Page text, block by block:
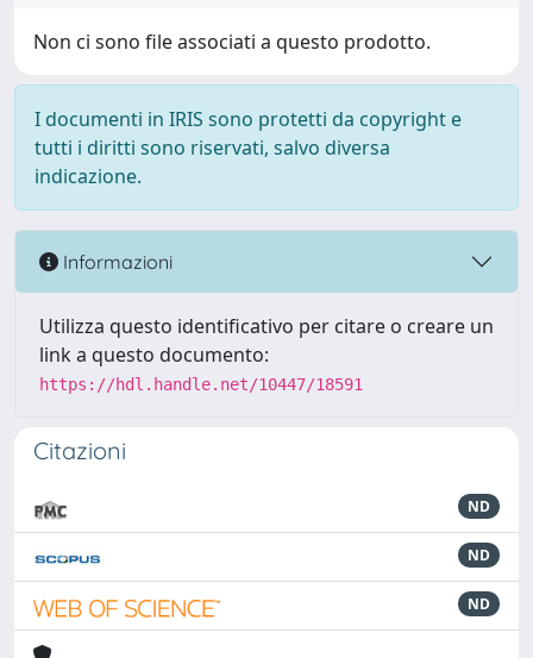
Non ci sono file associati a questo prodotto.
I documenti in IRIS sono protetti da copyright e
tutti i diritti sono riservati, salvo diversa
indicazione.
Informazioni
Utilizza questo identificativo per citare o creare un
link a questo documento:
https://hdl.handle.net/10447/18591
Citazioni
ND
ND
ND